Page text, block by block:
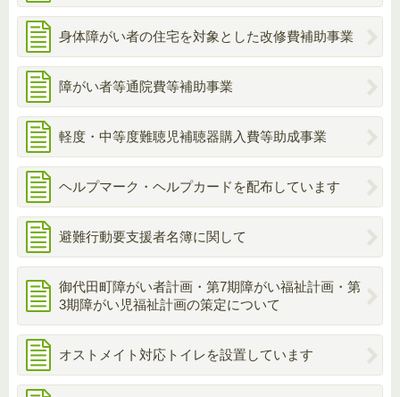
身体障がい者の住宅を対象とした改修費補助事業
障がい者等通院費等補助事業
軽度・中等度難聴児補聴器購入費等助成事業
ヘルプマーク・ヘルプカードを配布しています
避難行動要支援者名簿に関して
御代田町障がい者計画・第7期障がい福祉計画・第
3期障がい児福祉計画の策定について
オストメイト対応トイレを設置しています